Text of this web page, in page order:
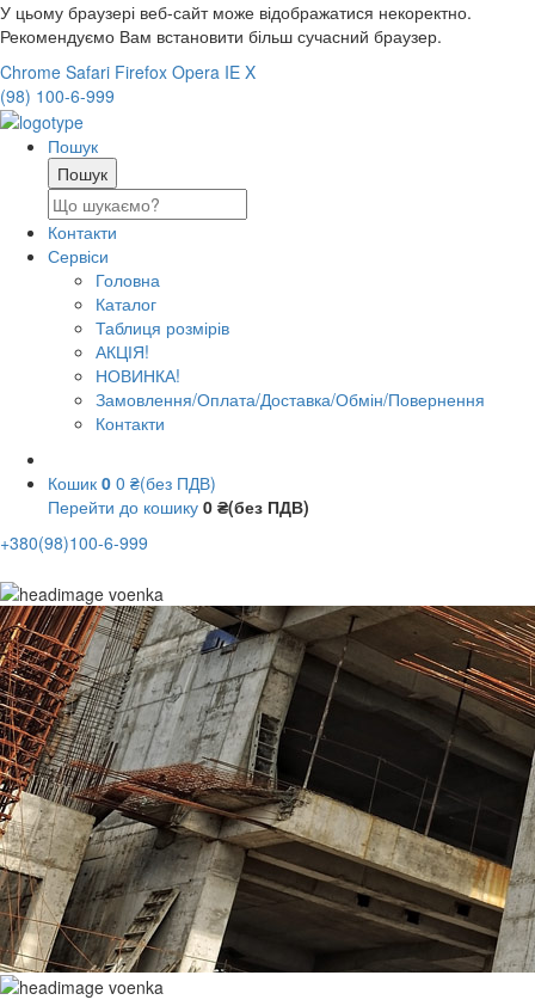
У цьому браузері веб-сайт може відображатися некоректно.
Рекомендуємо Вам встановити більш сучасний браузер.
Chrome Safari Firefox Opera IE X
(98) 100-6-999
Пошук
Контакти
Сервіси
Головна
Каталог
Таблиця розмірів
АКЦІЯ!
НОВИНКА!
Замовлення/Оплата/Доставка/Обмін/Повернення
Контакти
Кошик 0 0 ₴(без ПДВ)
Перейти до кошику 0 ₴(без ПДВ)
+380(98)100-6-999